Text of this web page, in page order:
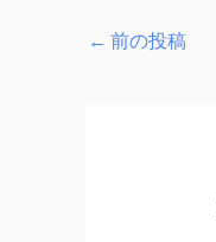
← 前の投稿